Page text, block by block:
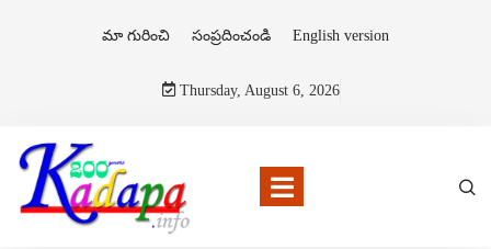
మా గురించి సంప్రదించండి English version
Thursday, August 6, 2026